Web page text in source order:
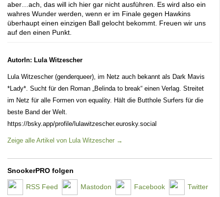
aber…ach, das will ich hier gar nicht ausführen. Es wird also ein
wahres Wunder werden, wenn er im Finale gegen Hawkins
überhaupt einen einzigen Ball gelocht bekommt. Freuen wir uns
auf den einen Punkt.
AutorIn: Lula Witzescher
Lula Witzescher (genderqueer), im Netz auch bekannt als Dark Mavis
*Lady*. Sucht für den Roman „Belinda to break“ einen Verlag. Streitet
im Netz für alle Formen von equality. Hält die Butthole Surfers für die
beste Band der Welt.
https://bsky.app/profile/lulawitzescher.eurosky.social
Zeige alle Artikel von Lula Witzescher →
SnookerPRO folgen
RSS Feed Mastodon Facebook
Twitter